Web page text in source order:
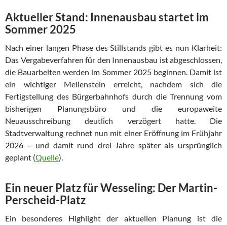
Aktueller Stand: Innenausbau startet im
Sommer 2025
Nach einer langen Phase des Stillstands gibt es nun Klarheit:
Das Vergabeverfahren für den Innenausbau ist abgeschlossen,
die Bauarbeiten werden im Sommer 2025 beginnen. Damit ist
ein wichtiger Meilenstein erreicht, nachdem sich die
Fertigstellung des Bürgerbahnhofs durch die Trennung vom
bisherigen Planungsbüro und die europaweite
Neuausschreibung deutlich verzögert hatte. Die
Stadtverwaltung rechnet nun mit einer Eröffnung im Frühjahr
2026 – und damit rund drei Jahre später als ursprünglich
geplant (Quelle).
Ein neuer Platz für Wesseling: Der Martin-
Perscheid-Platz
Ein besonderes Highlight der aktuellen Planung ist die